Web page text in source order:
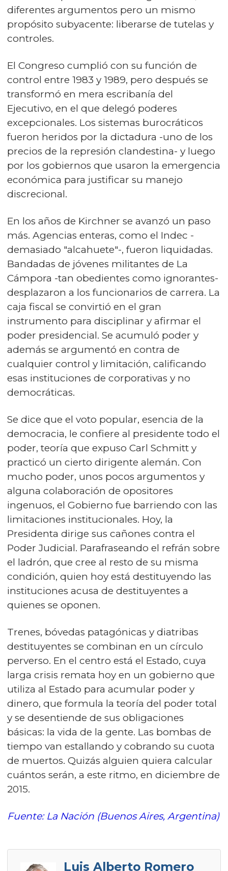
diferentes argumentos pero un mismo
propósito subyacente: liberarse de tutelas y
controles.
El Congreso cumplió con su función de
control entre 1983 y 1989, pero después se
transformó en mera escribanía del
Ejecutivo, en el que delegó poderes
excepcionales. Los sistemas burocráticos
fueron heridos por la dictadura -uno de los
precios de la represión clandestina- y luego
por los gobiernos que usaron la emergencia
económica para justificar su manejo
discrecional.
En los años de Kirchner se avanzó un paso
más. Agencias enteras, como el Indec -
demasiado "alcahuete"-, fueron liquidadas.
Bandadas de jóvenes militantes de La
Cámpora -tan obedientes como ignorantes-
desplazaron a los funcionarios de carrera. La
caja fiscal se convirtió en el gran
instrumento para disciplinar y afirmar el
poder presidencial. Se acumuló poder y
además se argumentó en contra de
cualquier control y limitación, calificando
esas instituciones de corporativas y no
democráticas.
Se dice que el voto popular, esencia de la
democracia, le confiere al presidente todo el
poder, teoría que expuso Carl Schmitt y
practicó un cierto dirigente alemán. Con
mucho poder, unos pocos argumentos y
alguna colaboración de opositores
ingenuos, el Gobierno fue barriendo con las
limitaciones institucionales. Hoy, la
Presidenta dirige sus cañones contra el
Poder Judicial. Parafraseando el refrán sobre
el ladrón, que cree al resto de su misma
condición, quien hoy está destituyendo las
instituciones acusa de destituyentes a
quienes se oponen.
Trenes, bóvedas patagónicas y diatribas
destituyentes se combinan en un círculo
perverso. En el centro está el Estado, cuya
larga crisis remata hoy en un gobierno que
utiliza al Estado para acumular poder y
dinero, que formula la teoría del poder total
y se desentiende de sus obligaciones
básicas: la vida de la gente. Las bombas de
tiempo van estallando y cobrando su cuota
de muertos. Quizás alguien quiera calcular
cuántos serán, a este ritmo, en diciembre de
2015.
Fuente: La Nación (Buenos Aires, Argentina)
Luis Alberto Romero